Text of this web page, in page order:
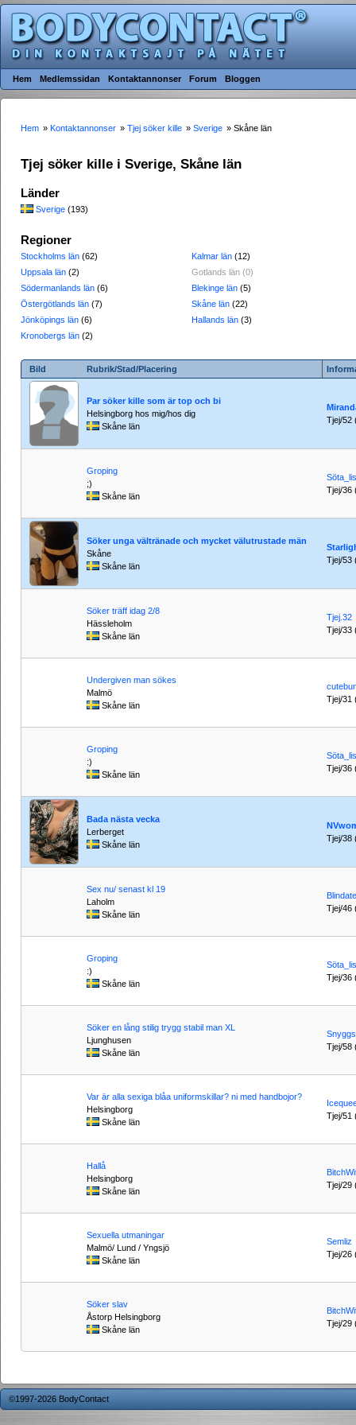
Hem Medlemssidan Kontaktannonser Forum Bloggen
Hem » Kontaktannonser » Tjej söker kille » Sverige » Skåne län
Tjej söker kille i Sverige, Skåne län
Länder
Sverige (193)
Regioner
Stockholms län (62)
Uppsala län (2)
Södermanlands län (6)
Östergötlands län (7)
Jönköpings län (6)
Kronobergs län (2)
Kalmar län (12)
Gotlands län (0)
Blekinge län (5)
Skåne län (22)
Hallands län (3)
Bild Rubrik/Stad/Placering
Par söker kille som är top och bi
Helsingborg hos mig/hos dig
Skåne län
Tjej/52
Groping
;)
Skåne län
Tjej/36
Söker unga vältränade och mycket välutrustade män
Skåne
Skåne län
Tjej/53
Söker träff idag 2/8
Hässleholm
Skåne län
Tjej.32
Tjej/33
Undergiven man sökes
Malmö
Skåne län
Tjej/31
Groping
:)
Skåne län
Tjej/36
Bada nästa vecka
Lerberget
Skåne län
Tjej/38
Sex nu/ senast kl 19
Laholm
Skåne län
Blindate
Tjej/46
Groping
:)
Skåne län
Tjej/36
Söker en lång stilig trygg stabil man XL
Ljunghusen
Skåne län
Tjej/58
Var är alla sexiga blåa uniformskillar? ni med handbojor?
Helsingborg
Skåne län
Tjej/51
Hallå
Helsingborg
Skåne län
Tjej/29
Sexuella utmaningar
Malmö/ Lund / Yngsjö
Skåne län
Semliz
Tjej/26
Söker slav
Åstorp Helsingborg
Skåne län
Tjej/29
©1997-2026 BodyContact